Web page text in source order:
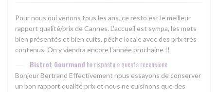
Pour nous qui venons tous les ans, ce resto est le meilleur
rapport qualité/prix de Cannes. L'accueil est sympa, les mets
bien présentés et bien cuits, pêche locale avec des prix très
contenus. On y viendra encore l'année prochaine !!
Bistrot Gourmand ha risposto a questa recensione
Bonjour Bertrand Effectivement nous essayons de conserver
un bon rapport qualité prix et nous ne cuisinons que des